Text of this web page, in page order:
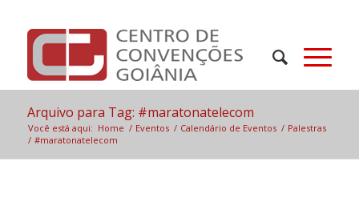
Arquivo para Tag: #maratonatelecom
Você está aqui: Home / Eventos / Calendário de Eventos / Palestras
/ #maratonatelecom